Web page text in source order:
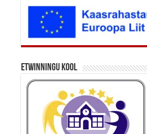
eTwinningu kool